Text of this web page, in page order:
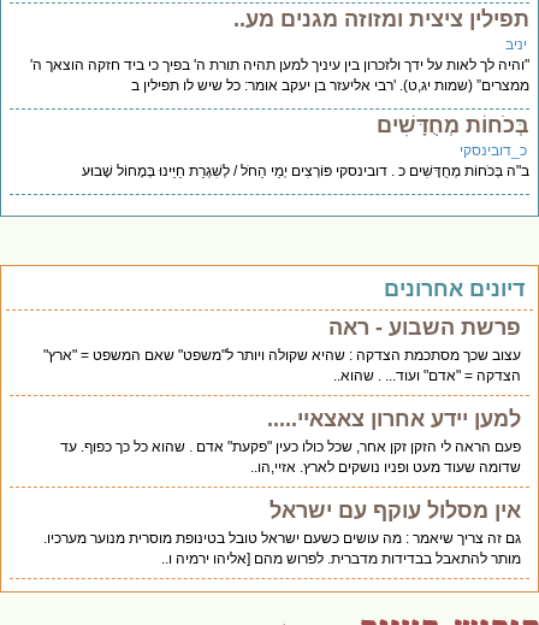
ציצית ומזוזה מגנים מע..
לך לאות על ידך ולזכרון בין עיניך למען תהיה תורת ה' בפיך כי ביד חזקה הוצאך ה'
(שמות יג,ט). 'רבי אליעזר בן יעקב אומר: כל שיש לו תפילין ב
מְחֻדָּשִׁים
בְּכֹחוֹת מְחֻדָּשִׁים כ . דובינסקי פּוֹרְצִים יְמֵי הַחֹל / לְשִׁגְרַת חַיֵּינוּ בְּמָחוֹל שָׁבוּע
אחרונים
פרשת השבוע - ראה
עצוב שכך מסתכמת הצדקה : שהיא שקולה ויותר ל"משפט" שאם המשפט = "ארץ"
הצדקה = "אדם" ועוד... . שהוא..
למען יידע אחרון צאצאיי.....
פעם הראה לי הזקן זקן אחר, שכל כולו כעין "פקעת" אדם . שהוא כל כך כפוף. עד
שדומה שעוד מעט ופניו נושקים לארץ. אזיי,הו..
אין מסלול עוקף עם ישראל
גם זה צריך שיאמר : מה עושים כשעם ישראל טובל בטינופת מוסרית מנוער מערכיו.
מותר להתאבל בבדידות מדברית. לפרוש מהם [אליהו ירמיה ו..